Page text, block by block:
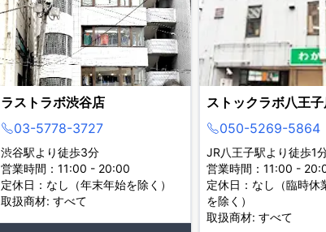
ラストラボ渋谷店
03-5778-3727
渋谷駅より徒歩3分
営業時間：11:00 - 20:00
定休日：なし（年末年始を除く）
取扱商材: すべて
ストックラボ八王
050-5269-5864
JR八王子駅より徒歩1
営業時間：11:00 -
定休日：なし（臨時休
を除く）
取扱商材: すべて